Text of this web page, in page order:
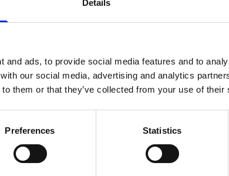
Details
and ads, to provide social media features and to
our social media, advertising and analytics
them or that they’ve collected from your use of their
Preferences Statistics
Pet-Joy Hondenkussen
DoggyBagg Xtreme
105x70 cm